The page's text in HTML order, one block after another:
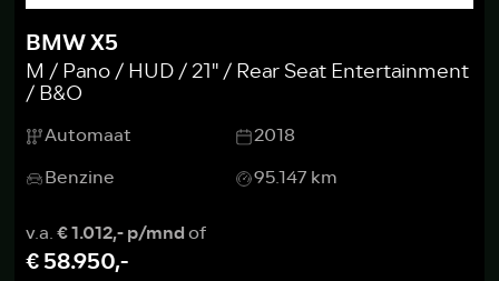
BMW X5
M / Pano / HUD / 21'' / Rear Seat Entertainment
/ B&O
Automaat
2018
Benzine
95.147 km
v.a.€ 1.012,- p/mndof
€ 58.950,-